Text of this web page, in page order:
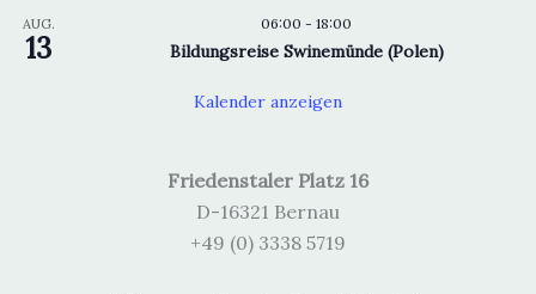
AUG.
13
06:00 - 18:00
Bildungsreise Swinemünde (Polen)
Kalender anzeigen
Friedenstaler Platz 16
D-16321 Bernau
+49 (0) 3338 5719